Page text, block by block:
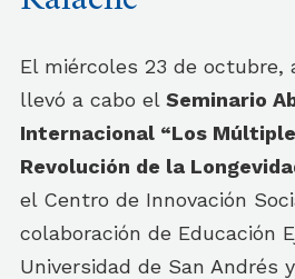
El miércoles 23 de octubre,
llevó a cabo el Seminario
Internacional “Los
Revolución de la
el Centro de Innovación
colaboración de Educación
Universidad de San Andrés